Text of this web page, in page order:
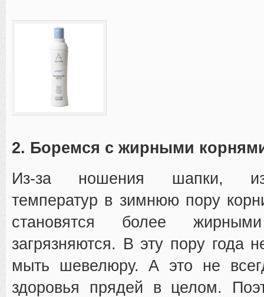
2. Боремся с жирными
Из-за ношения шапки,
температур в зимнюю пору
становятся более
загрязняются. В эту пору года
мыть шевелюру. А это не
здоровья прядей в целом.